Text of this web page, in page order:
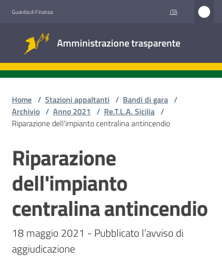
Guardia di Finanza ITA
Amministrazione trasparente
trasparente
Accesso
Stazioni
appaltanti
Contatti
Home / Stazioni appaltanti / Bandi di gara /
Archivio / Anno 2021 / Re.T.L.A. Sicilia /
Riparazione dell'impianto centralina antincendio
Salta al contenuto
Riparazione
dell'impianto
centralina antincendio
18 maggio 2021 - Pubblicato l’avviso di
aggiudicazione